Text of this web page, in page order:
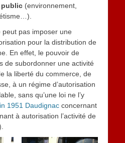
public (environnement,
pas imposer une
pour la distribution de
En effet, le pouvoir de
de subordonner une activité
la liberté du commerce, de
à un régime d’autorisation
sans qu’une loi ne l’y
1951 Daudignac concernant
à autorisation l’activité de